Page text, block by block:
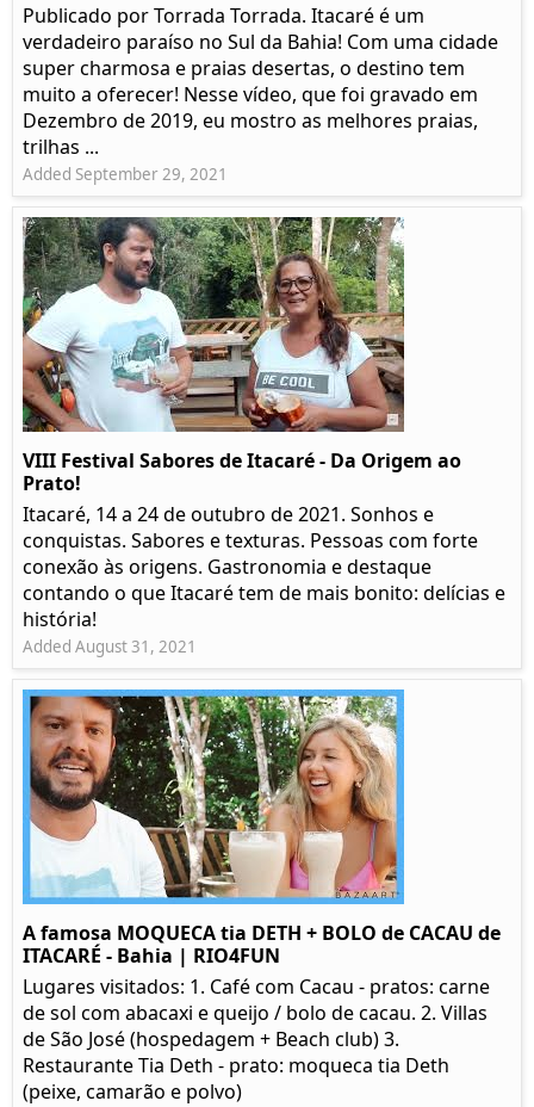
Publicado por Torrada Torrada. Itacaré é um
verdadeiro paraíso no Sul da Bahia! Com uma cidade
super charmosa e praias desertas, o destino tem
muito a oferecer! Nesse vídeo, que foi gravado em
Dezembro de 2019, eu mostro as melhores praias,
trilhas ...
Added September 29, 2021
VIII Festival Sabores de Itacaré - Da Origem ao
Prato!
Itacaré, 14 a 24 de outubro de 2021. Sonhos e
conquistas. Sabores e texturas. Pessoas com forte
conexão às origens. Gastronomia e destaque
contando o que Itacaré tem de mais bonito: delícias e
história!
Added August 31, 2021
A famosa MOQUECA tia DETH + BOLO de CACAU de
ITACARÉ - Bahia | RIO4FUN
Lugares visitados: 1. Café com Cacau - pratos: carne
de sol com abacaxi e queijo / bolo de cacau. 2. Villas
de São José (hospedagem + Beach club) 3.
Restaurante Tia Deth - prato: moqueca tia Deth
(peixe, camarão e polvo)